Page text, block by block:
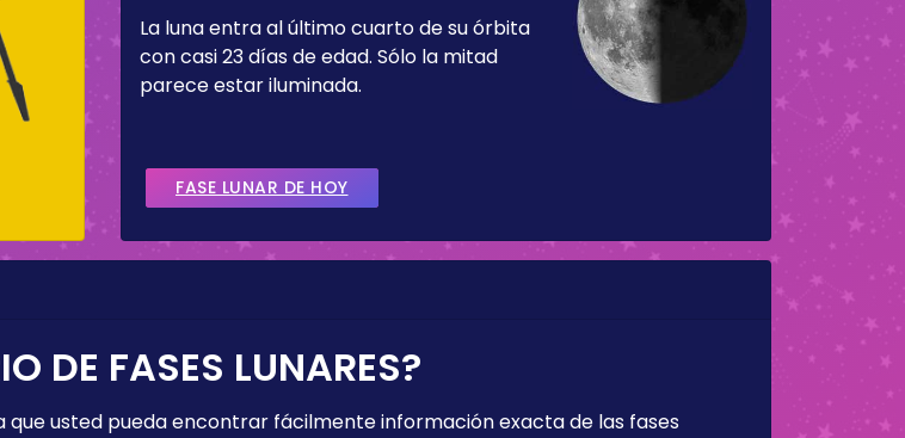
La luna entra al último cuarto de su órbita
con casi 23 días de edad. Sólo la mitad
parece estar iluminada.
FASE LUNAR DE HOY
DE FASES LUNARES?
que usted pueda encontrar fácilmente información exacta de las fases